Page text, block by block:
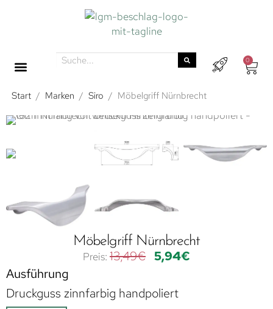
0
Start / Marken / Siro / Möbelgriff Nürnbrecht
Möbelgriff Nürnbrecht
13,49€ 5,94€
Ausführung
Druckguss zinnfarbig handpoliert